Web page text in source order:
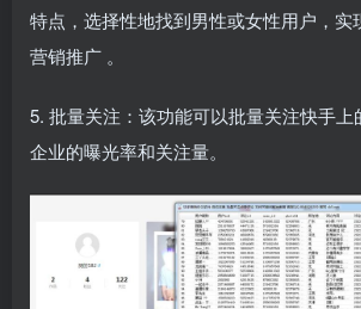
特点，选择性地找到男性或女性用户，实
营销推广 。
5. 批量关注：该功能可以批量关注快手上
企业的曝光率和关注量。